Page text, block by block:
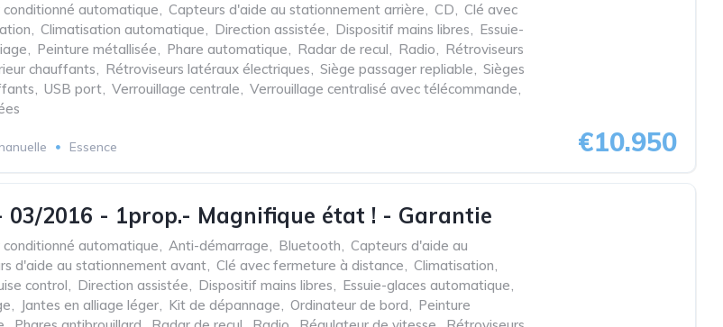
conditionné automatique, Capteurs d'aide au stationnement arrière, CD, Clé avec
, Climatisation automatique, Direction assistée, Dispositif mains libres, Essuie-
, Peinture métallisée, Phare automatique, Radar de recul, Radio, Rétroviseurs
chauffants, Rétroviseurs latéraux électriques, Siège passager repliable, Sièges
, USB port, Verrouillage centrale, Verrouillage centralisé avec télécommande,
Essence €10.950
03/2016 - 1prop.- Magnifique état ! - Garantie
conditionné automatique, Anti-démarrage, Bluetooth, Capteurs d'aide au
d'aide au stationnement avant, Clé avec fermeture à distance, Climatisation,
control, Direction assistée, Dispositif mains libres, Essuie-glaces automatique,
, Jantes en alliage léger, Kit de dépannage, Ordinateur de bord, Peinture